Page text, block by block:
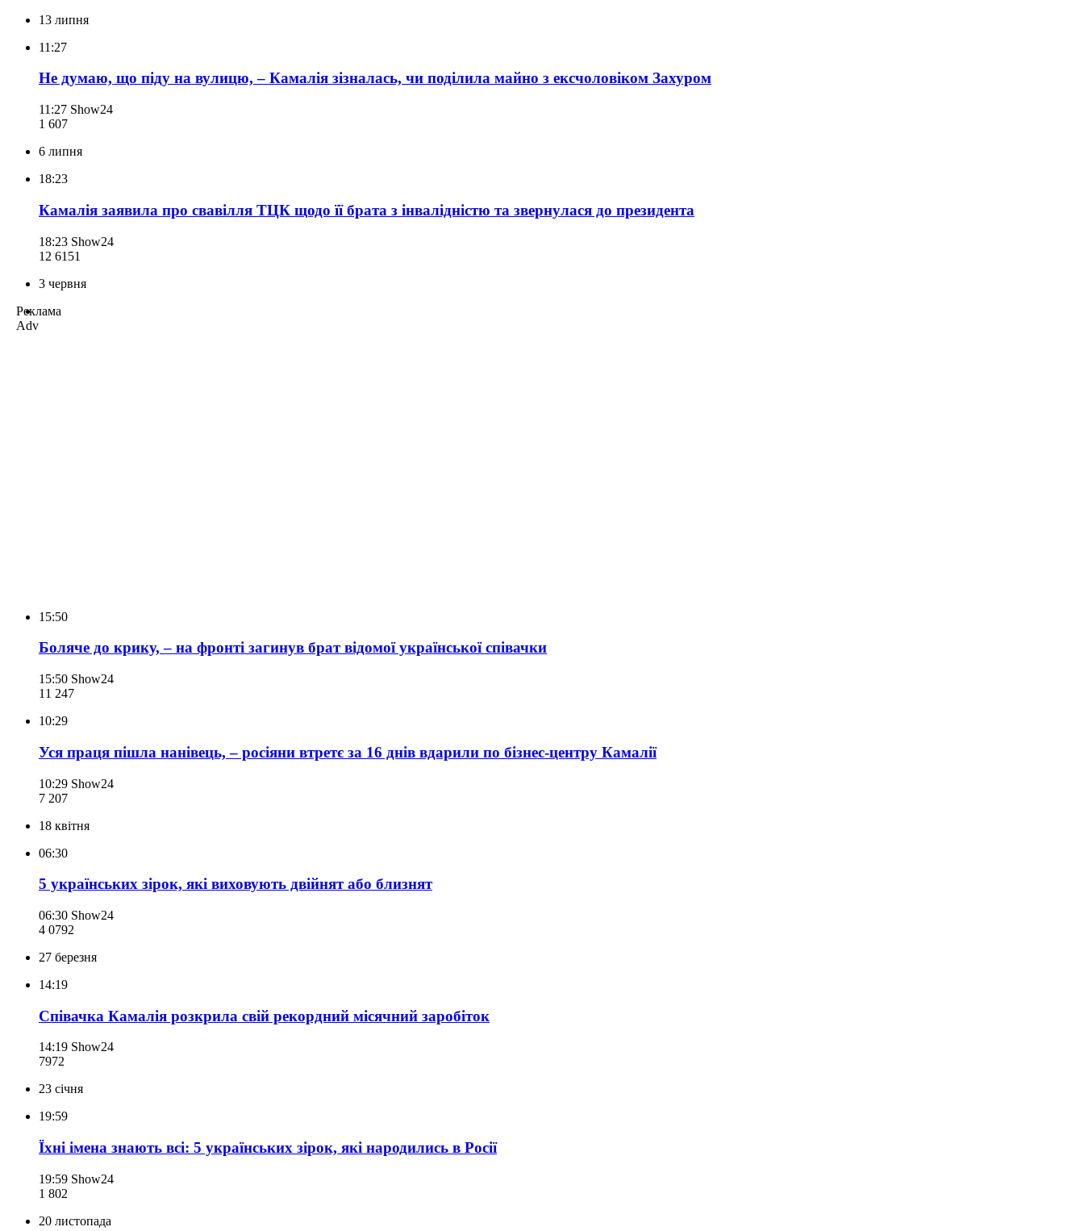
13 липня
11:27
Не думаю, що піду на вулицю, – Камалія зізналась, чи поділила майно з ексчоловіком Захуром
11:27 Show24
1 607
6 липня
18:23
Камалія заявила про свавілля ТЦК щодо її брата з інвалідністю та звернулася до президента
18:23 Show24
12 6151
3 червня
Реклама
Adv
15:50
Боляче до крику, – на фронті загинув брат відомої української співачки
15:50 Show24
11 247
10:29
Уся праця пішла нанівець, – росіяни втретє за 16 днів вдарили по бізнес-центру Камалії
10:29 Show24
7 207
18 квітня
06:30
5 українських зірок, які виховують двійнят або близнят
06:30 Show24
4 0792
27 березня
14:19
Співачка Камалія розкрила свій рекордний місячний заробіток
14:19 Show24
7972
23 січня
19:59
Їхні імена знають всі: 5 українських зірок, які народились в Росії
19:59 Show24
1 802
20 листопада